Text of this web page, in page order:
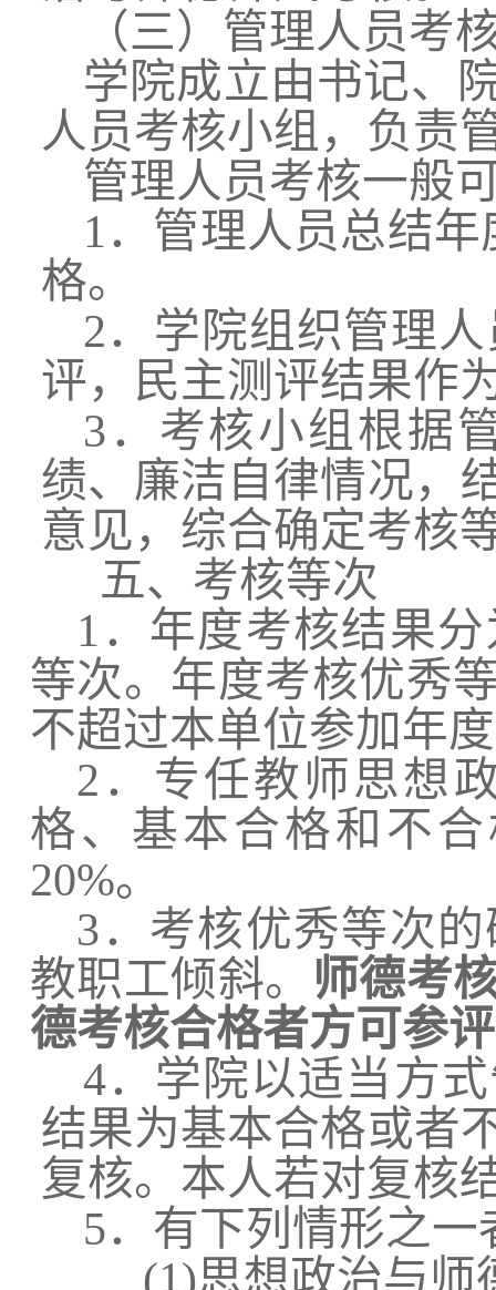
（三）管理人员考
学院成立由书记、
人员考核小组，负责
管理人员考核一般
1．管理人员总结
格。
2．学院组织管理
评，民主测评结果作
3．考核小组根据
绩、廉洁自律情况，
意见，综合确定考核
五、考核等次
1．年度考核结果
等次。年度考核优秀
不超过本单位参加年
2．专任教师思想
格、基本合格和不
20%。
3．考核优秀等次
教职工倾斜。 师德考
德考核合格者方可参
4．学院以适当方
结果为基本合格或者
复核。本人若对复核
5．有下列情形之
(1)思想政治与师